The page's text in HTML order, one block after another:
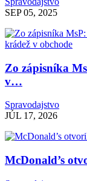
SEP 05, 2025
Zo zápisníka
v…
Spravodajstvo
JÚL 17, 2026
McDonald’s